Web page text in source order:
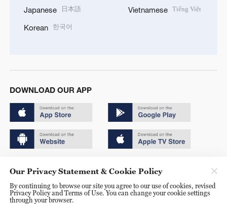
Japanese 日本語
Korean 한국어
Vietnamese Tiếng Việt
DOWNLOAD OUR APP
京ICP备20000184号
京公网安备 11010502050052号
Our Privacy Statement & Cookie Policy
By continuing to browse our site you agree to our use of cookies, revised
Privacy Policy and Terms of Use. You can change your cookie settings
through your browser.